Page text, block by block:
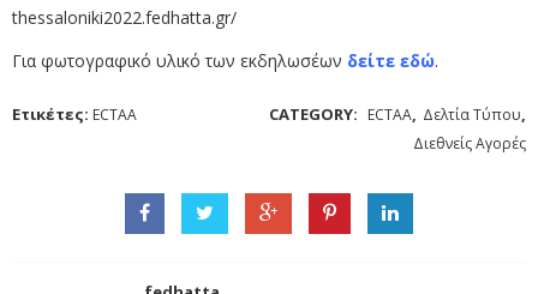
thessaloniki2022.fedhatta.gr/
Για φωτογραφικό υλικό των εκδηλωσέων δείτε εδώ.
Ετικέτες: ECTAA CATEGORY: ECTAA, Δελτία Τύπου,
Διεθνείς Αγορές